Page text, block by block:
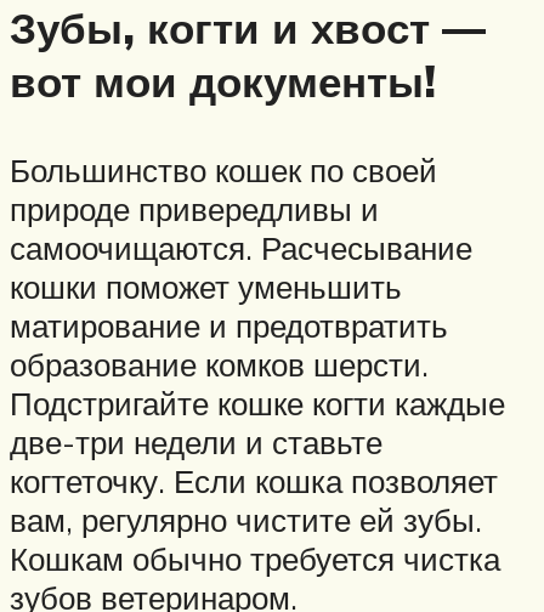
Зубы, когти и хвост —
вот мои документы!
Большинство кошек по своей
природе привередливы и
самоочищаются. Расчесывание
кошки поможет уменьшить
матирование и предотвратить
образование комков шерсти.
Подстригайте кошке когти каждые
две-три недели и ставьте
когтеточку. Если кошка позволяет
вам, регулярно чистите ей зубы.
Кошкам обычно требуется чистка
зубов ветеринаром.